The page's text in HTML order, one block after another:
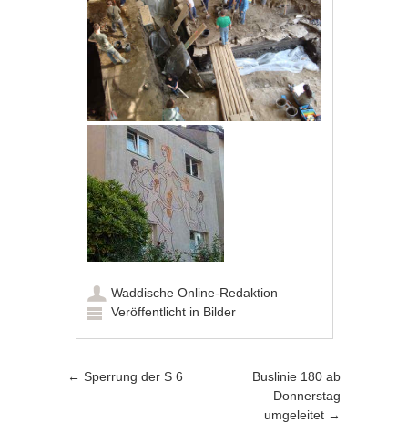
Waddische Online-Redaktion
Veröffentlicht in Bilder
Artikel-Navigation
← Sperrung der S 6
Buslinie 180 ab
Donnerstag
umgeleitet →